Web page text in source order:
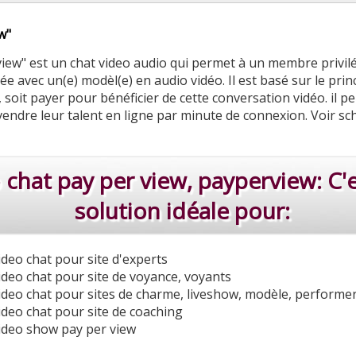
est un chat video audio qui permet à un membre
avec un(e) modèl(e) en audio vidéo. Il est basé sur le
payer pour bénéficier de cette conversation vidéo. il
leur talent en ligne par minute de connexion. Voir
pay per view, payperview:
solution idéale pour:
chat pour site d'experts
chat pour site de voyance, voyants
chat pour sites de charme, liveshow, modèle,
chat pour site de coaching
show pay per view